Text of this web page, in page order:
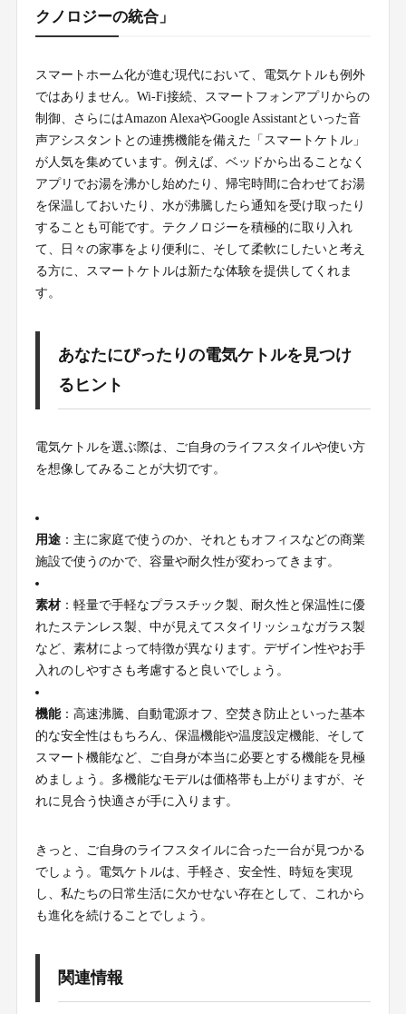
クノロジーの統合」
スマートホーム化が進む現代において、電気ケトルも例外
ではありません。Wi-Fi接続、スマートフォンアプリからの
制御、さらにはAmazon AlexaやGoogle Assistantといった音
声アシスタントとの連携機能を備えた「スマートケトル」
が人気を集めています。例えば、ベッドから出ることなく
アプリでお湯を沸かし始めたり、帰宅時間に合わせてお湯
を保温しておいたり、水が沸騰したら通知を受け取ったり
することも可能です。テクノロジーを積極的に取り入れ
て、日々の家事をより便利に、そして柔軟にしたいと考え
る方に、スマートケトルは新たな体験を提供してくれま
す。
あなたにぴったりの電気ケトルを見つけ
るヒント
電気ケトルを選ぶ際は、ご自身のライフスタイルや使い方
を想像してみることが大切です。
用途：主に家庭で使うのか、それともオフィスなどの商業
施設で使うのかで、容量や耐久性が変わってきます。
素材：軽量で手軽なプラスチック製、耐久性と保温性に優
れたステンレス製、中が見えてスタイリッシュなガラス製
など、素材によって特徴が異なります。デザイン性やお手
入れのしやすさも考慮すると良いでしょう。
機能：高速沸騰、自動電源オフ、空焚き防止といった基本
的な安全性はもちろん、保温機能や温度設定機能、そして
スマート機能など、ご自身が本当に必要とする機能を見極
めましょう。多機能なモデルは価格帯も上がりますが、そ
れに見合う快適さが手に入ります。
きっと、ご自身のライフスタイルに合った一台が見つかる
でしょう。電気ケトルは、手軽さ、安全性、時短を実現
し、私たちの日常生活に欠かせない存在として、これから
も進化を続けることでしょう。
関連情報